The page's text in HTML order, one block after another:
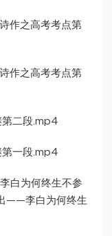
作之高考考点第
作之高考考点第
第二段.mp4
第一段.mp4
白为何终生不参
——李白为何终生